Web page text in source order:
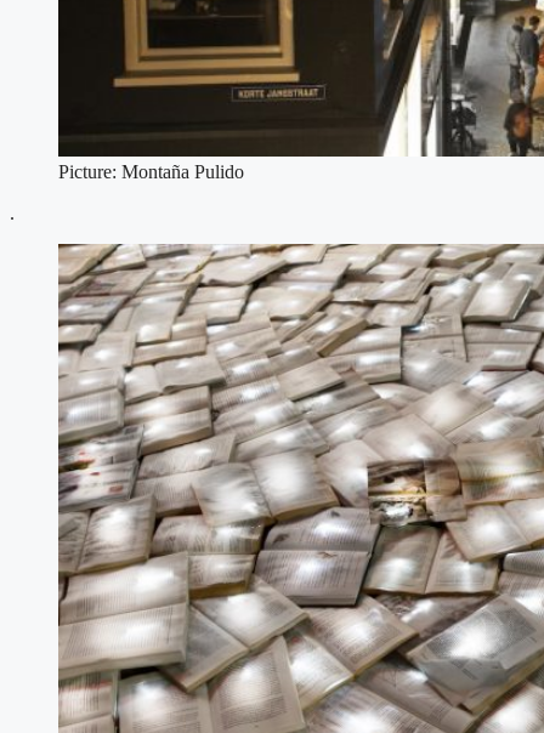
Picture: Montaña Pulido
.